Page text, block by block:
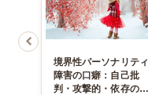
境界性パーソナリティ
障害の口癖：自己批
判・攻撃的・依存の言